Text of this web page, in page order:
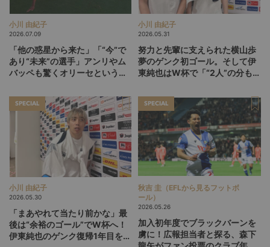
小川 由紀子
2026.07.09
「他の惑星から来た」「“今”で
あり“未来”の選手」アンリやム
バッペも驚くオリーセというフ
小川 由紀子
2026.05.31
努力と先輩に支えられた横山歩
夢のゲンク初ゴール。そして伊
東純也はW杯で「“2人”の分も頑
SPECIAL
小川 由紀子
2026.05.30
「まあやれて当たり前かな」最
後は“余裕のゴール”でW杯へ！
伊東純也のゲンク復帰1年目を総
SPECIAL
秋吉 圭（EFLから見るフットボ
ール）
2026.05.26
加入初年度でブラックバーンを
虜に！広報担当者と探る、森下